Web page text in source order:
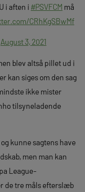
i aften i #PSVFCM må
CRhKgSBwMf
August 3, 2021
blev altså pillet ud i
kan siges om den sag
ikke mister
tilsyneladende
kunne sagtens have
men man kan
League-
de tre måls efterslæb